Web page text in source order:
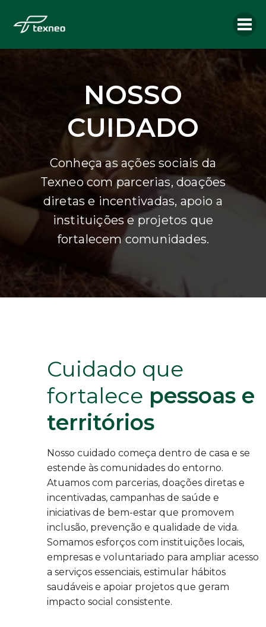
NOSSO
CUIDADO
Conheça as ações sociais da
Texneo com parcerias, doações
diretas e incentivadas, apoio a
instituições e projetos que
fortalecem comunidades.
Cuidado que
fortalece pessoas e
territórios
Nosso cuidado começa dentro de casa e se
estende às comunidades do entorno.
Atuamos com parcerias, doações diretas e
incentivadas, campanhas de saúde e
iniciativas de bem-estar que promovem
inclusão, prevenção e qualidade de vida.
Somamos esforços com instituições locais,
empresas e voluntariado para ampliar acesso
a serviços essenciais, estimular hábitos
saudáveis e apoiar projetos que geram
impacto social consistente.